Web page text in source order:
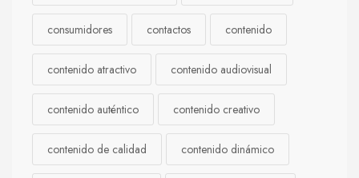
consumidores contactos contenido
contenido atractivo contenido audiovisual
contenido auténtico contenido creativo
contenido de calidad contenido dinámico